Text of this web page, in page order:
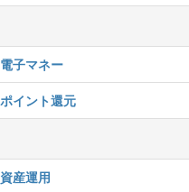
電子マネー
ポイント還元
資産運用